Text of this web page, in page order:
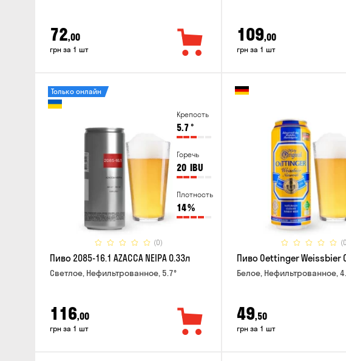
72,00
грн за 1 шт
109,00
грн за 1 шт
Крепость
5.7°
Горечь
20 IBU
Плотность
14%
(0)
Только онлайн
Пиво 2085-16.1 AZACCA NEIPA 0.33л
Светлое, Нефильтрованное, 5.7°
116,00
грн за 1 шт
Пиво Oettinger Weissbier
Белое, Нефильтрованное,
49,50
грн за 1 шт